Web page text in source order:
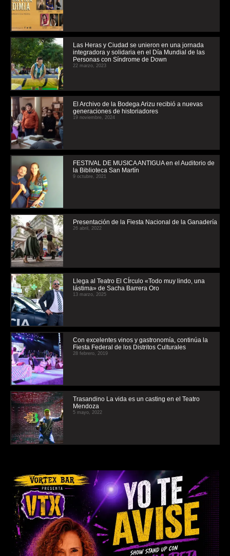
Las Heras y Ciudad se unieron en una jornada
integradora y solidaria en el Día Mundial de las
Personas con Síndrome de Down
22 marzo, 2023
El Archivo de la Bodega Arizu recibió a nuevas
generaciones de historiadores
19 noviembre, 2024
FESTIVAL DE MUSICA ANTIGUA en el Auditorio de
la Biblioteca San Martín
9 octubre, 2021
Presentación de la Fiesta Nacional de la Ganadería
26 abril, 2022
Llega al Teatro El CÍrculo «Todo muy lindo, una
lástima» de Sacha Barrera Oro
13 marzo, 2025
Con excelentes vinos y gastronomía, continúa la
Fiesta Federal de los Distritos Culturales
28 febrero, 2019
Trasandino La vida es un casting en el Teatro
Mendoza
5 mayo, 2022